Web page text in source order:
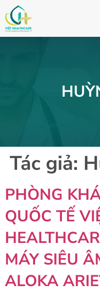
Tác giả:
PHÒNG
QUỐC TẾ
MÁY SIÊU
ALOKA